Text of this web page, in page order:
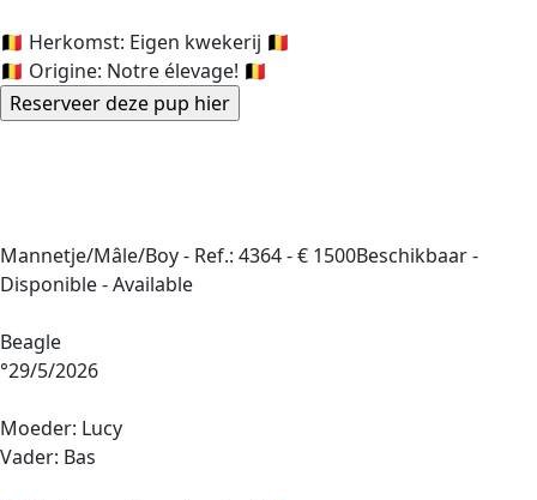
🇧🇪 Herkomst: Eigen kwekerij 🇧🇪
🇧🇪 Origine: Notre élevage! 🇧🇪
Mannetje/Mâle/Boy - Ref.: 4364-€ 1500Beschikbaar -
Disponible - Available
Beagle
°29/5/2026
Moeder: Lucy
Vader: Bas